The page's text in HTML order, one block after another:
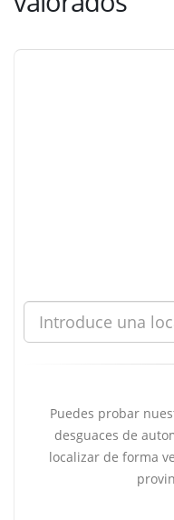
Puedes probar
desguaces de
localizar de forma